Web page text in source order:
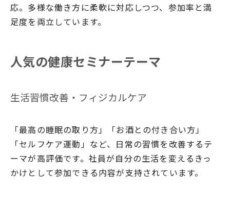
応。多様な働き方に柔軟に対応しつつ、参加率と満
足度を両立しています。
人気の健康セミナーテーマ
生活習慣改善・フィジカルケア
「最高の睡眠の取り方」「お酒との付き合い方」
「セルフケア運動」など、日常の習慣を改善するテ
ーマが高評価です。社員が自分の生活を変えるきっ
かけとして参加できる内容が支持されています。